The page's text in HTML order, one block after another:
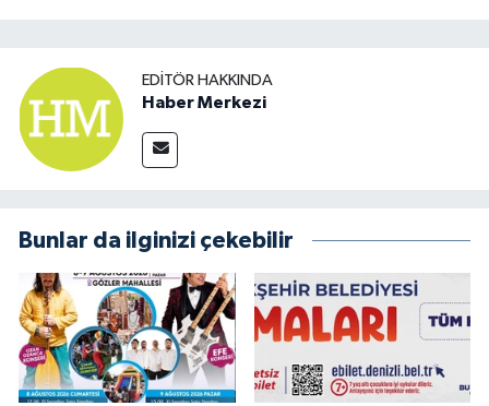
EDITÖR HAKKINDA
Haber Merkezi
Bunlar da ilginizi çekebilir